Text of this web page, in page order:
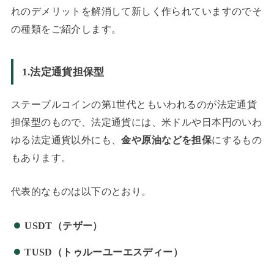
れのデメリットを解消して新しく作られていますのでそ
の種類をご紹介します。
1.法定通貨担保型
ステーブルコインの第1世代ともいわれるのが法定通貨
担保型のもので、法定通貨には、米ドルや日本円のいわ
ゆる法定通貨以外にも、金や原油などを担保にするもの
もあります。
代表的なものは以下のとおり。
USDT（テザー）
TUSD（トゥルーユーエスディー）